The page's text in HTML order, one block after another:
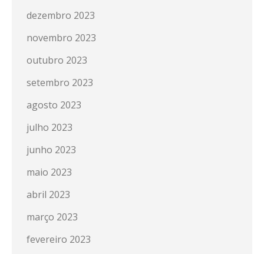
dezembro 2023
novembro 2023
outubro 2023
setembro 2023
agosto 2023
julho 2023
junho 2023
maio 2023
abril 2023
março 2023
fevereiro 2023